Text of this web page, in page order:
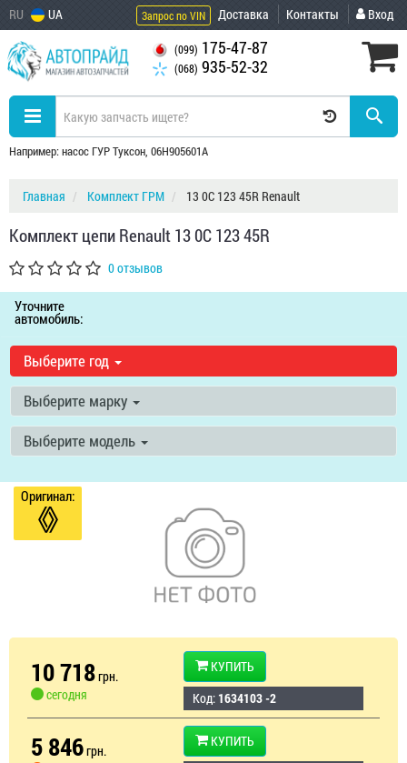
RU UA Запрос по VIN Доставка Контакты Вход
(099) 175-47-87
(068) 935-52-32
Например: насос ГУР Туксон, 06H905601A
Главная Комплект ГРМ 13 0C 123 45R Renault
Комплект цепи Renault 13 0C 123 45R
0 отзывов
Уточните
автомобиль:
Выберите год
Выберите марку
Выберите модель
Оригинал:
10 718грн.
сегодня
КУПИТЬ
Код: 1634103 -2
5 846грн.
КУПИТЬ